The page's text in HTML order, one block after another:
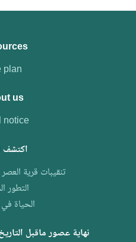
plan
us
notice
اكتشف
تنقيبات قرية
التطور
الحياة
نهاية عصور ماقبل